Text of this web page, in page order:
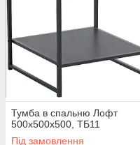
Тумба в спальню Лофт
500х500х500, ТБ11
Під замовлення